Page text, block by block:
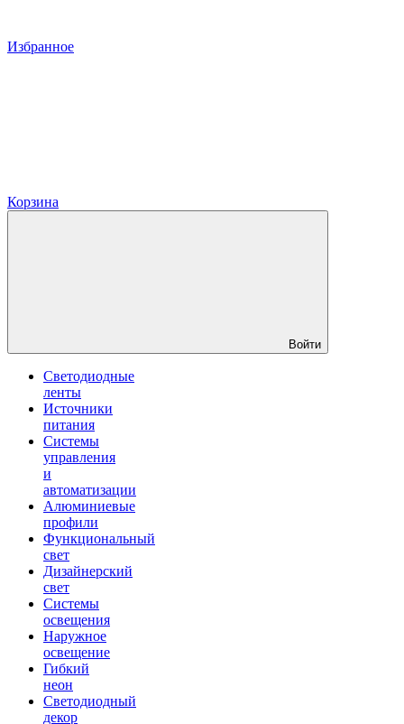
Избранное
Корзина
Войти
Светодиодные
ленты
Источники
питания
Системы
управления
и
автоматизации
Алюминиевые
профили
Функциональный
свет
Дизайнерский
свет
Системы
освещения
Наружное
освещение
Гибкий
неон
Светодиодный
декор